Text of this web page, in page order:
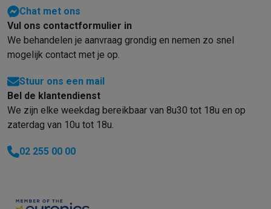
Chat met ons
Vul ons contactformulier in
We behandelen je aanvraag grondig en nemen zo snel
mogelijk contact met je op.
Stuur ons een mail
Bel de klantendienst
We zijn elke weekdag bereikbaar van 8u30 tot 18u en op
zaterdag van 10u tot 18u.
02 255 00 00